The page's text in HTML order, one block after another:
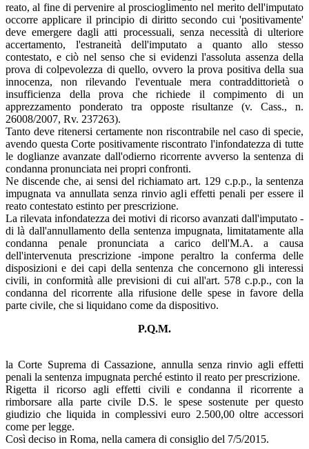
reato, al fine di pervenire al proscioglimento nel merito dell'imputato
occorre applicare il principio di diritto secondo cui 'positivamente'
deve emergere dagli atti processuali, senza necessità di ulteriore
accertamento, l'estraneità dell'imputato a quanto allo stesso
contestato, e ciò nel senso che si evidenzi l'assoluta assenza della
prova di colpevolezza di quello, ovvero la prova positiva della sua
innocenza, non rilevando l'eventuale mera contraddittorietà o
insufficienza della prova che richiede il compimento di un
apprezzamento ponderato tra opposte risultanze (v. Cass., n.
26008/2007, Rv. 237263).
Tanto deve ritenersi certamente non riscontrabile nel caso di specie,
avendo questa Corte positivamente riscontrato l'infondatezza di tutte
le doglianze avanzate dall'odierno ricorrente avverso la sentenza di
condanna pronunciata nei propri confronti.
Ne discende che, ai sensi del richiamato art. 129 c.p.p., la sentenza
impugnata va annullata senza rinvio agli effetti penali per essere il
reato contestato estinto per prescrizione.
La rilevata infondatezza dei motivi di ricorso avanzati dall'imputato -
di là dall'annullamento della sentenza impugnata, limitatamente alla
condanna penale pronunciata a carico dell'M.A. a causa
dell'intervenuta prescrizione -impone peraltro la conferma delle
disposizioni e dei capi della sentenza che concernono gli interessi
civili, in conformità alle previsioni di cui all'art. 578 c.p.p., con la
condanna del ricorrente alla rifusione delle spese in favore della
parte civile, che si liquidano come da dispositivo.
P.Q.M.
la Corte Suprema di Cassazione, annulla senza rinvio agli effetti
penali la sentenza impugnata perché estinto il reato per prescrizione.
Rigetta il ricorso agli effetti civili e condanna il ricorrente a
rimborsare alla parte civile D.S. le spese sostenute per questo
giudizio che liquida in complessivi euro 2.500,00 oltre accessori
come per legge.
Così deciso in Roma, nella camera di consiglio del 7/5/2015.